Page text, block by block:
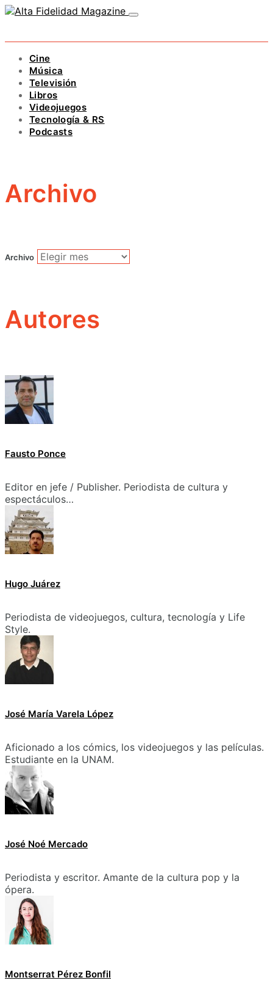
Cine
Música
Televisión
Libros
Videojuegos
Tecnología & RS
Podcasts
Archivo
Archivo
Autores
Fausto Ponce
Editor en jefe / Publisher. Periodista de cultura y
espectáculos…
Hugo Juárez
Periodista de videojuegos, cultura, tecnología y Life
Style.
José María Varela López
Aficionado a los cómics, los videojuegos y las películas.
Estudiante en la UNAM.
José Noé Mercado
Periodista y escritor. Amante de la cultura pop y la
ópera.
Montserrat Pérez Bonfil